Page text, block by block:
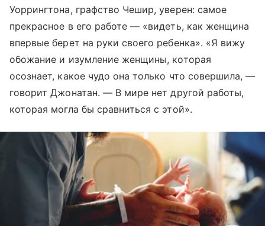
Уоррингтона, графство Чешир, уверен: самое
прекрасное в его работе — «видеть, как женщина
впервые берет на руки своего ребенка». «Я вижу
обожание и изумление женщины, которая
осознает, какое чудо она только что совершила, —
говорит Джонатан. — В мире нет другой работы,
которая могла бы сравниться с этой».